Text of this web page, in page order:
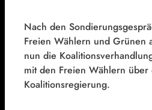
Nach den
Freien Wählern und Grünen
nun die
mit den Freien Wählern
Koalitionsregierung.